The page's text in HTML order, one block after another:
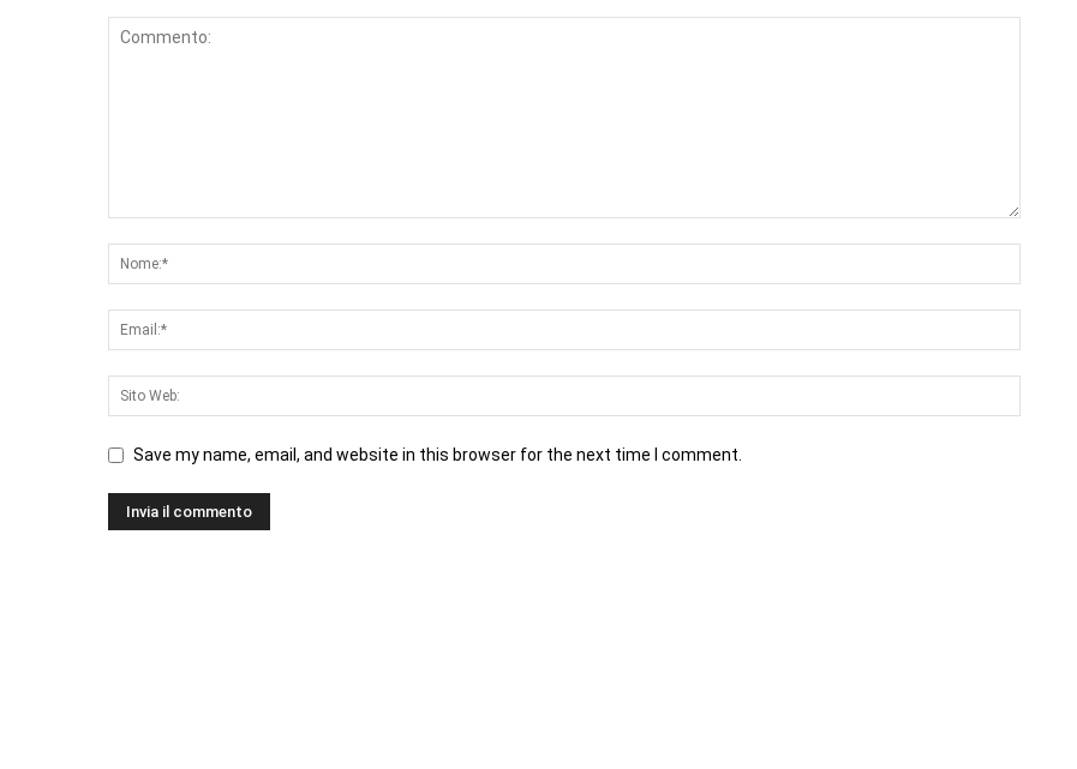
Save my name, email, and website in this browser for the next time I comment.